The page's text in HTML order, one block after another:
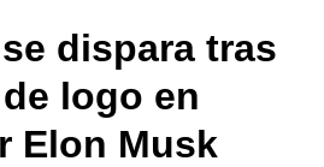
dispara tras
logo en
Elon Musk